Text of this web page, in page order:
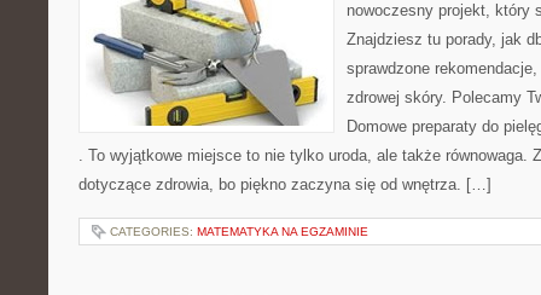
nowoczesny projekt, który
Znajdziesz tu porady, jak
sprawdzone
zdrowej skóry. Polecamy
Domowe preparaty do
. To wyjątkowe miejsce to nie tylko uroda, ale także równowaga.
dotyczące zdrowia, bo piękno zaczyna się od wnętrza. […]
CATEGORIES: MATEMATYKA NA EGZAMINIE